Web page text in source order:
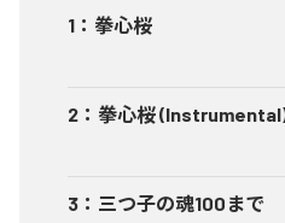
1 ： 拳心桜
2 ： 拳心桜
3 ： 三つ子の魂100まで